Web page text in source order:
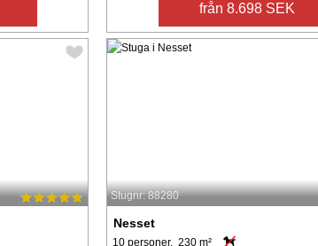
från 8.698 SEK
Stugnr: 88280
Nesset
10 personer, 230 m²